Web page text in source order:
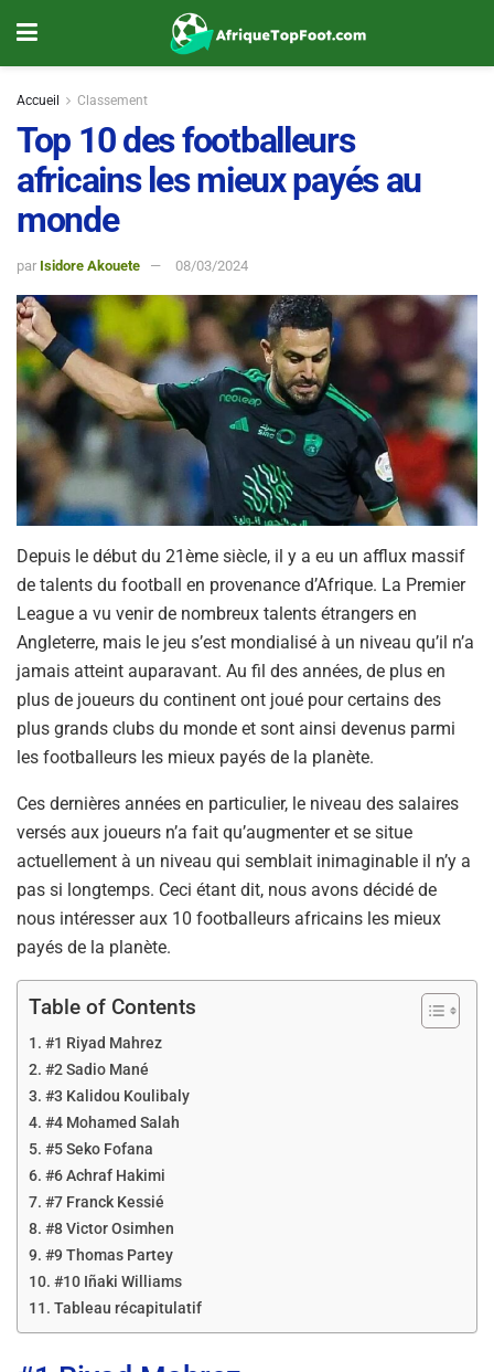
Accueil Classement
Top 10 des footballeurs
africains les mieux payés au
monde
par Isidore Akouete 08/03/2024
Depuis le début du 21ème siècle, il y a eu un afflux massif
de talents du football en provenance d’Afrique. La Premier
League a vu venir de nombreux talents étrangers en
Angleterre, mais le jeu s’est mondialisé à un niveau qu’il n’a
jamais atteint auparavant. Au fil des années, de plus en
plus de joueurs du continent ont joué pour certains des
plus grands clubs du monde et sont ainsi devenus parmi
les footballeurs les mieux payés de la planète.
Ces dernières années en particulier, le niveau des salaires
versés aux joueurs n’a fait qu’augmenter et se situe
actuellement à un niveau qui semblait inimaginable il n’y a
pas si longtemps. Ceci étant dit, nous avons décidé de
nous intéresser aux 10 footballeurs africains les mieux
payés de la planète.
Table of Contents
#1 Riyad Mahrez
#2 Sadio Mané
#3 Kalidou Koulibaly
#4 Mohamed Salah
#5 Seko Fofana
#6 Achraf Hakimi
#7 Franck Kessié
#8 Victor Osimhen
#9 Thomas Partey
#10 Iñaki Williams
Tableau récapitulatif